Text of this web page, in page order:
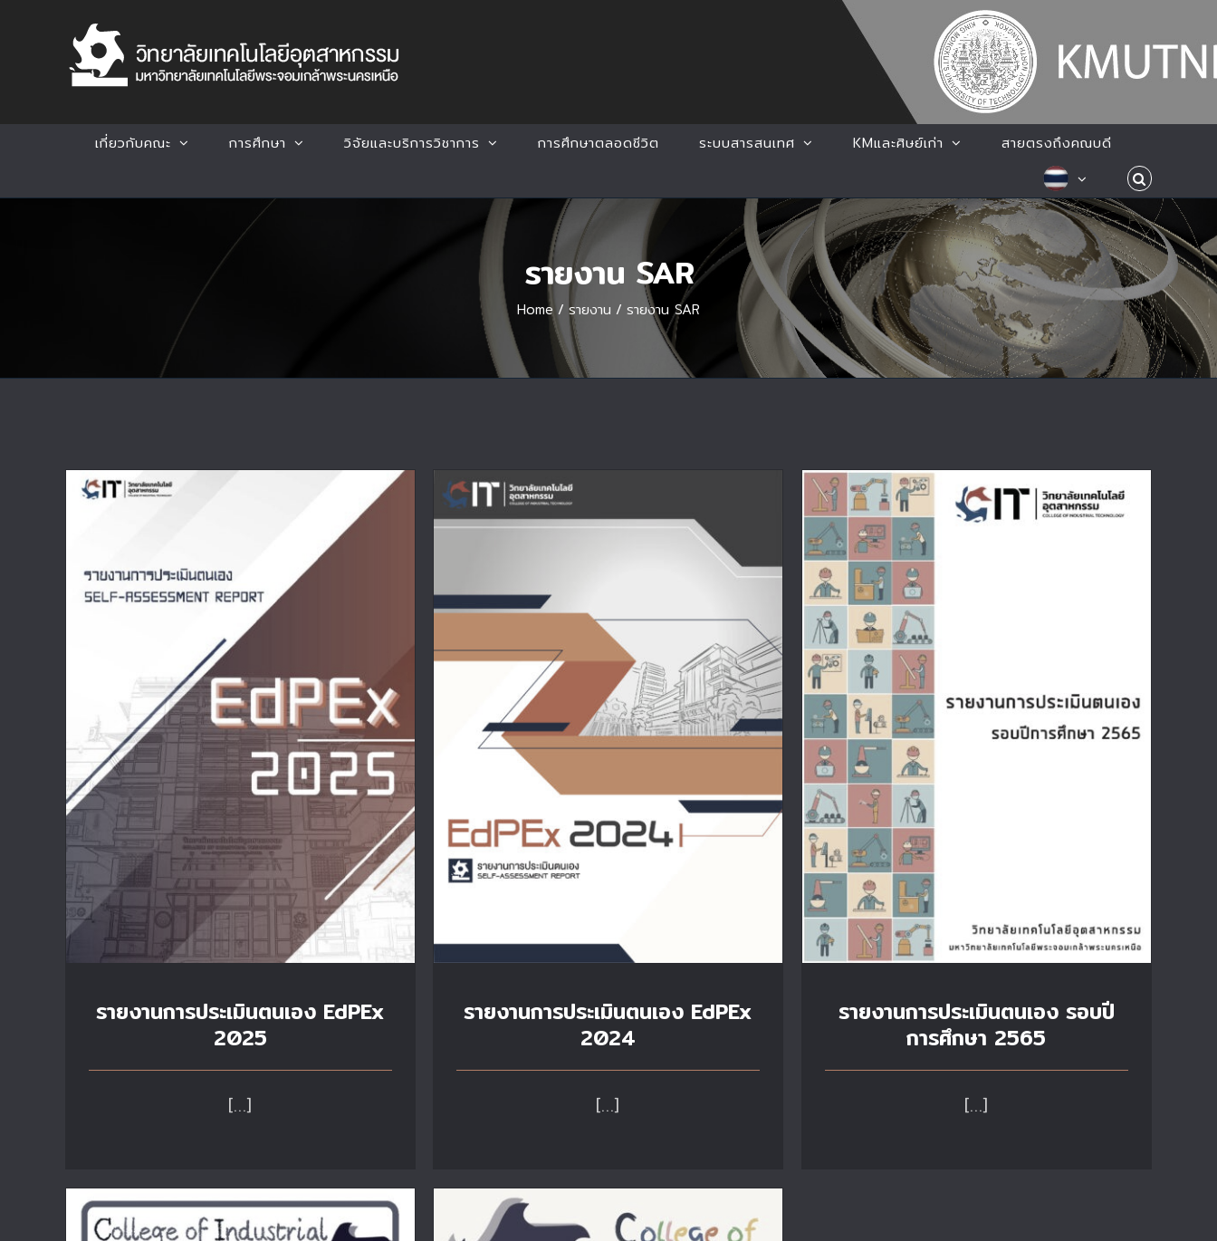
เกี่ยวกับคณะ การศึกษา วิจัยและบริการวิชาการ การศึกษาตลอดชีวิต ระบบสารสนเทศ KMและศิษย์เก่า สายตรงถึงคณบดี
รายงาน SAR
Home / รายงาน / รายงาน SAR
รายงานการประเมินตนเอง EdPEx 2025
รายงานการประเมินตนเอง EdPEx
2025
[…]
รายงานการประเมินตนเอง EdPEx 2024
รายงานการประเมินตนเอง EdPEx
2024
[…]
รายงานการประเมินตนเอง รอบปีการศึกษา
2565
รายงานการประเมินตนเอง รอบปี
การศึกษา 2565
[…]